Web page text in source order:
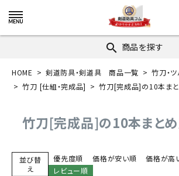
search 商品を探す
HOME 剣道防具・剣道具 商品一覧
竹刀・
竹刀 [仕組・完成品]
竹刀[完成品]の10本まと
竹刀[完成品]の10本まとめ
並び替
え
優先度順 価格が安い順 価格が高
レビュー順